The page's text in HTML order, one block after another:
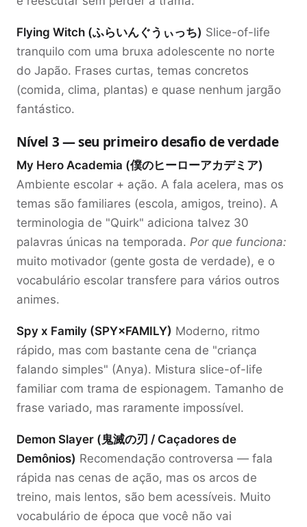
Flying Witch (ふらいんぐうぃっち) Slice-of-life
tranquilo com uma bruxa adolescente no norte
do Japão. Frases curtas, temas concretos
(comida, clima, plantas) e quase nenhum jargão
fantástico.
Nível 3 — seu primeiro desafio de verdade
My Hero Academia (僕のヒーローアカデミア)
Ambiente escolar + ação. A fala acelera, mas os
temas são familiares (escola, amigos, treino). A
terminologia de "Quirk" adiciona talvez 30
palavras únicas na temporada. Por que funciona:
muito motivador (gente gosta de verdade), e o
vocabulário escolar transfere para vários outros
animes.
Spy x Family (SPY×FAMILY) Moderno, ritmo
rápido, mas com bastante cena de "criança
falando simples" (Anya). Mistura slice-of-life
familiar com trama de espionagem. Tamanho de
frase variado, mas raramente impossível.
Demon Slayer (鬼滅の刃 / Caçadores de
Demônios) Recomendação controversa — fala
rápida nas cenas de ação, mas os arcos de
treino, mais lentos, são bem acessíveis. Muito
vocabulário de época que você não vai